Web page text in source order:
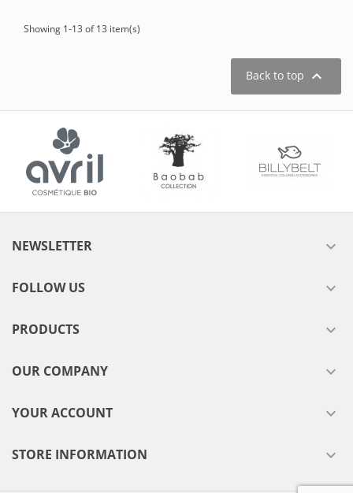
Showing 1-13 of 13 item(s)
Back to top 
NEWSLETTER 
FOLLOW US 
PRODUCTS 
OUR COMPANY 
YOUR ACCOUNT 
STORE INFORMATION 